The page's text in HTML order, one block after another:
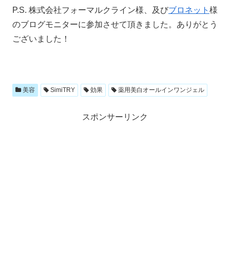
P.S. 株式会社フォーマルクライン様、及びブロネット 様
のブログモニターに参加させて頂きました。ありがとう
ございました！
美容 SimiTRY 効果 薬用美白オールインワンジェル
スポンサーリンク